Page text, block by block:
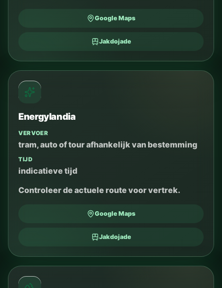
Google Maps
Jakdojade
Energylandia
VERVOER
tram, auto of tour afhankelijk van bestemming
TIJD
indicatieve tijd
Controleer de actuele route voor vertrek.
Google Maps
Jakdojade